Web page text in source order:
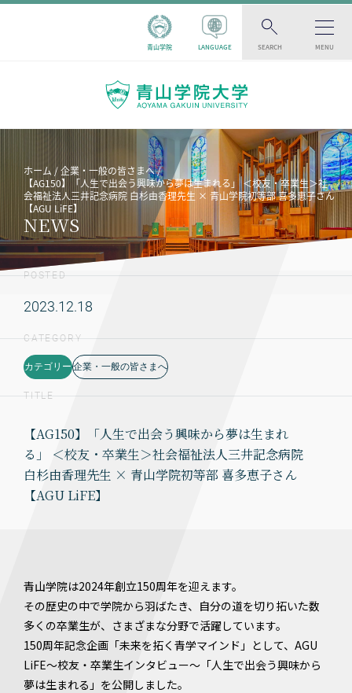
青山学院 LANGUAGE SEARCH MENU
ホーム
企業・一般の皆さまへ
【AG150】「人生で出会う興味から夢は生まれる」 ＜校友・卒業生＞社
会福祉法人三井記念病院 白杉由香理先生 × 青山学院初等部 喜多恵子さん
【AGU LiFE】
NEWS
POSTED
2023.12.18
CATEGORY
カテゴリー 企業・一般の皆さまへ
TITLE
【AG150】「人生で出会う興味から夢は生まれ
る」 ＜校友・卒業生＞社会福祉法人三井記念病院
白杉由香理先生 × 青山学院初等部 喜多恵子さん
【AGU LiFE】
青山学院は2024年創立150周年を迎えます。
その歴史の中で学院から羽ばたき、自分の道を切り拓いた数
多くの卒業生が、さまざまな分野で活躍しています。
150周年記念企画「未来を拓く青学マインド」として、AGU
LiFE～校友・卒業生インタビュー～「人生で出会う興味から
夢は生まれる」を公開しました。